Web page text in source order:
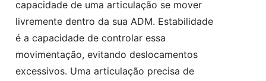
capacidade de uma articulação se mover
livremente dentro da sua ADM. Estabilidade
é a capacidade de controlar essa
movimentação, evitando deslocamentos
excessivos. Uma articulação precisa de